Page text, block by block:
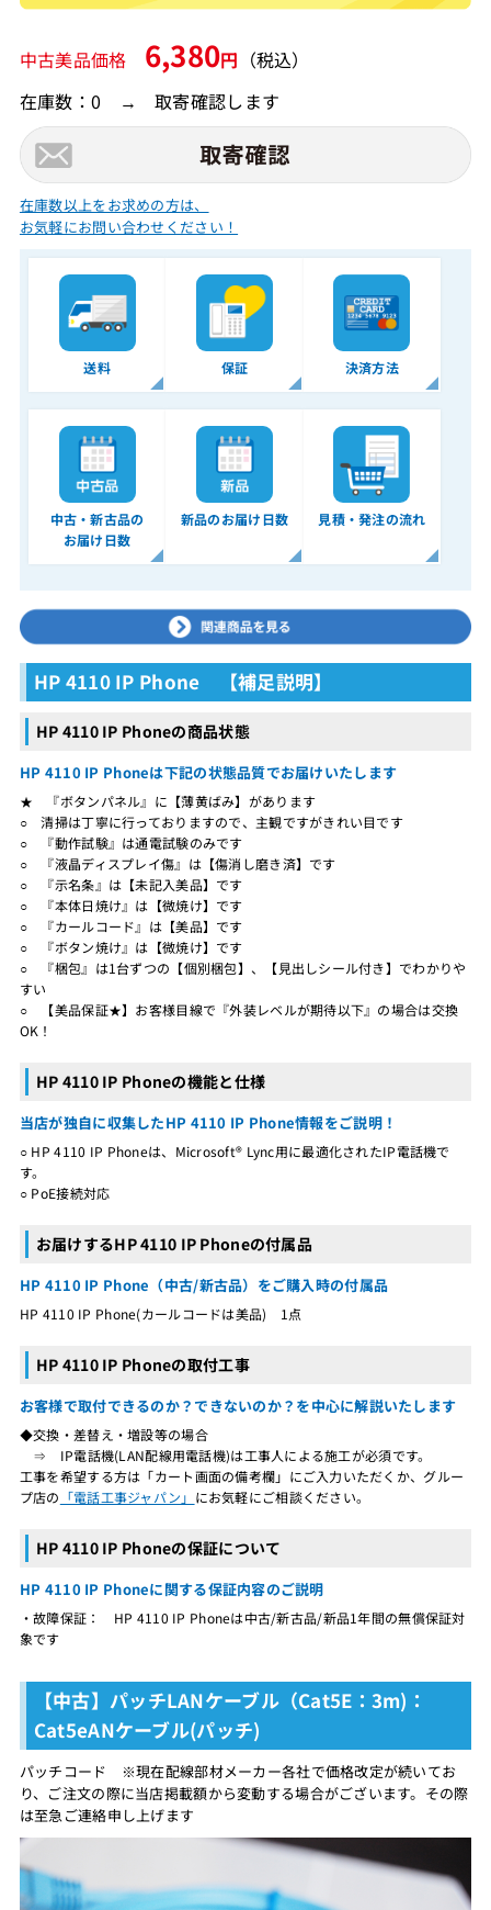
中古美品価格 6,380円 （税込）
在庫数：0 → 取寄確認します
在庫数以上をお求めの方は、
お気軽にお問い合わせください！
送料 保証 決済方法
中古・新古品の
お届け日数
新品のお届け日数 見積・発注の流れ
HP 4110 IP Phone 【補足説明】
HP 4110 IP Phoneの商品状態
HP 4110 IP Phoneは下記の状態品質でお届けいたします
★ 『ボタンパネル』に【薄黄ばみ】があります
○ 清掃は丁寧に行っておりますので、主観ですがきれい目です
○ 『動作試験』は通電試験のみです
○ 『液晶ディスプレイ傷』は【傷消し磨き済】です
○ 『示名条』は【未記入美品】です
○ 『本体日焼け』は【微焼け】です
○ 『カールコード』は【美品】です
○ 『ボタン焼け』は【微焼け】です
○ 『梱包』は1台ずつの【個別梱包】、【見出しシール付き】でわかりや
すい
○ 【美品保証★】お客様目線で『外装レベルが期待以下』の場合は交換
OK！
HP 4110 IP Phoneの機能と仕様
当店が独自に収集したHP 4110 IP Phone情報をご説明！
○ HP 4110 IP Phoneは、Microsoft® Lync用に最適化されたIP電話機で
す。
○ PoE接続対応
お届けするHP 4110 IP Phoneの付属品
HP 4110 IP Phone（中古/新古品）をご購入時の付属品
HP 4110 IP Phone(カールコードは美品) 1点
HP 4110 IP Phoneの取付工事
お客様で取付できるのか？できないのか？を中心に解説いたします
◆交換・差替え・増設等の場合
⇒ IP電話機(LAN配線用電話機)は工事人による施工が必須です。
工事を希望する方は「カート画面の備考欄」にご入力いただくか、グルー
プ店の 「電話工事ジャパン」 にお気軽にご相談ください。
HP 4110 IP Phoneの保証について
HP 4110 IP Phoneに関する保証内容のご説明
・故障保証： HP 4110 IP Phoneは中古/新古品/新品1年間の無償保証対
象です
【中古】パッチLANケーブル（Cat5E：3m)：
Cat5eANケーブル(パッチ)
パッチコード ※現在配線部材メーカー各社で価格改定が続いてお
り、ご注文の際に当店掲載額から変動する場合がございます。その際
は至急ご連絡申し上げます